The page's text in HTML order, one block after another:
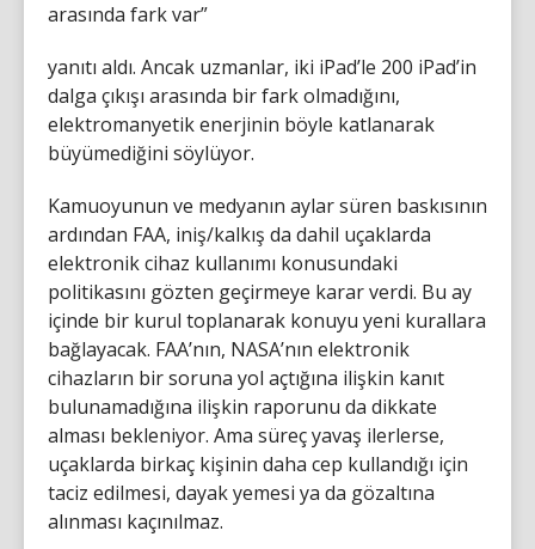
arasında fark var”
yanıtı aldı. Ancak uzmanlar, iki iPad’le 200 iPad’in
dalga çıkışı arasında bir fark olmadığını,
elektromanyetik enerjinin böyle katlanarak
büyümediğini söylüyor.
Kamuoyunun ve medyanın aylar süren baskısının
ardından FAA, iniş/kalkış da dahil uçaklarda
elektronik cihaz kullanımı konusundaki
politikasını gözten geçirmeye karar verdi. Bu ay
içinde bir kurul toplanarak konuyu yeni kurallara
bağlayacak. FAA’nın, NASA’nın elektronik
cihazların bir soruna yol açtığına ilişkin kanıt
bulunamadığına ilişkin raporunu da dikkate
alması bekleniyor. Ama süreç yavaş ilerlerse,
uçaklarda birkaç kişinin daha cep kullandığı için
taciz edilmesi, dayak yemesi ya da gözaltına
alınması kaçınılmaz.